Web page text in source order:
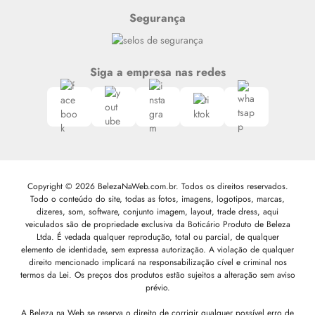
Segurança
Siga a empresa nas redes
Copyright © 2026 BelezaNaWeb.com.br. Todos os direitos reservados.
Todo o conteúdo do site, todas as fotos, imagens, logotipos, marcas,
dizeres, som, software, conjunto imagem, layout, trade dress, aqui
veiculados são de propriedade exclusiva da Boticário Produto de Beleza
Ltda. É vedada qualquer reprodução, total ou parcial, de qualquer
elemento de identidade, sem expressa autorização. A violação de qualquer
direito mencionado implicará na responsabilização cível e criminal nos
termos da Lei. Os preços dos produtos estão sujeitos a alteração sem aviso
prévio.